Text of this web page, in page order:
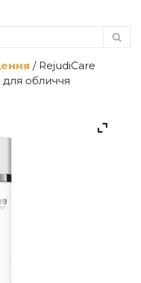
/ RejudiCare
обличчя